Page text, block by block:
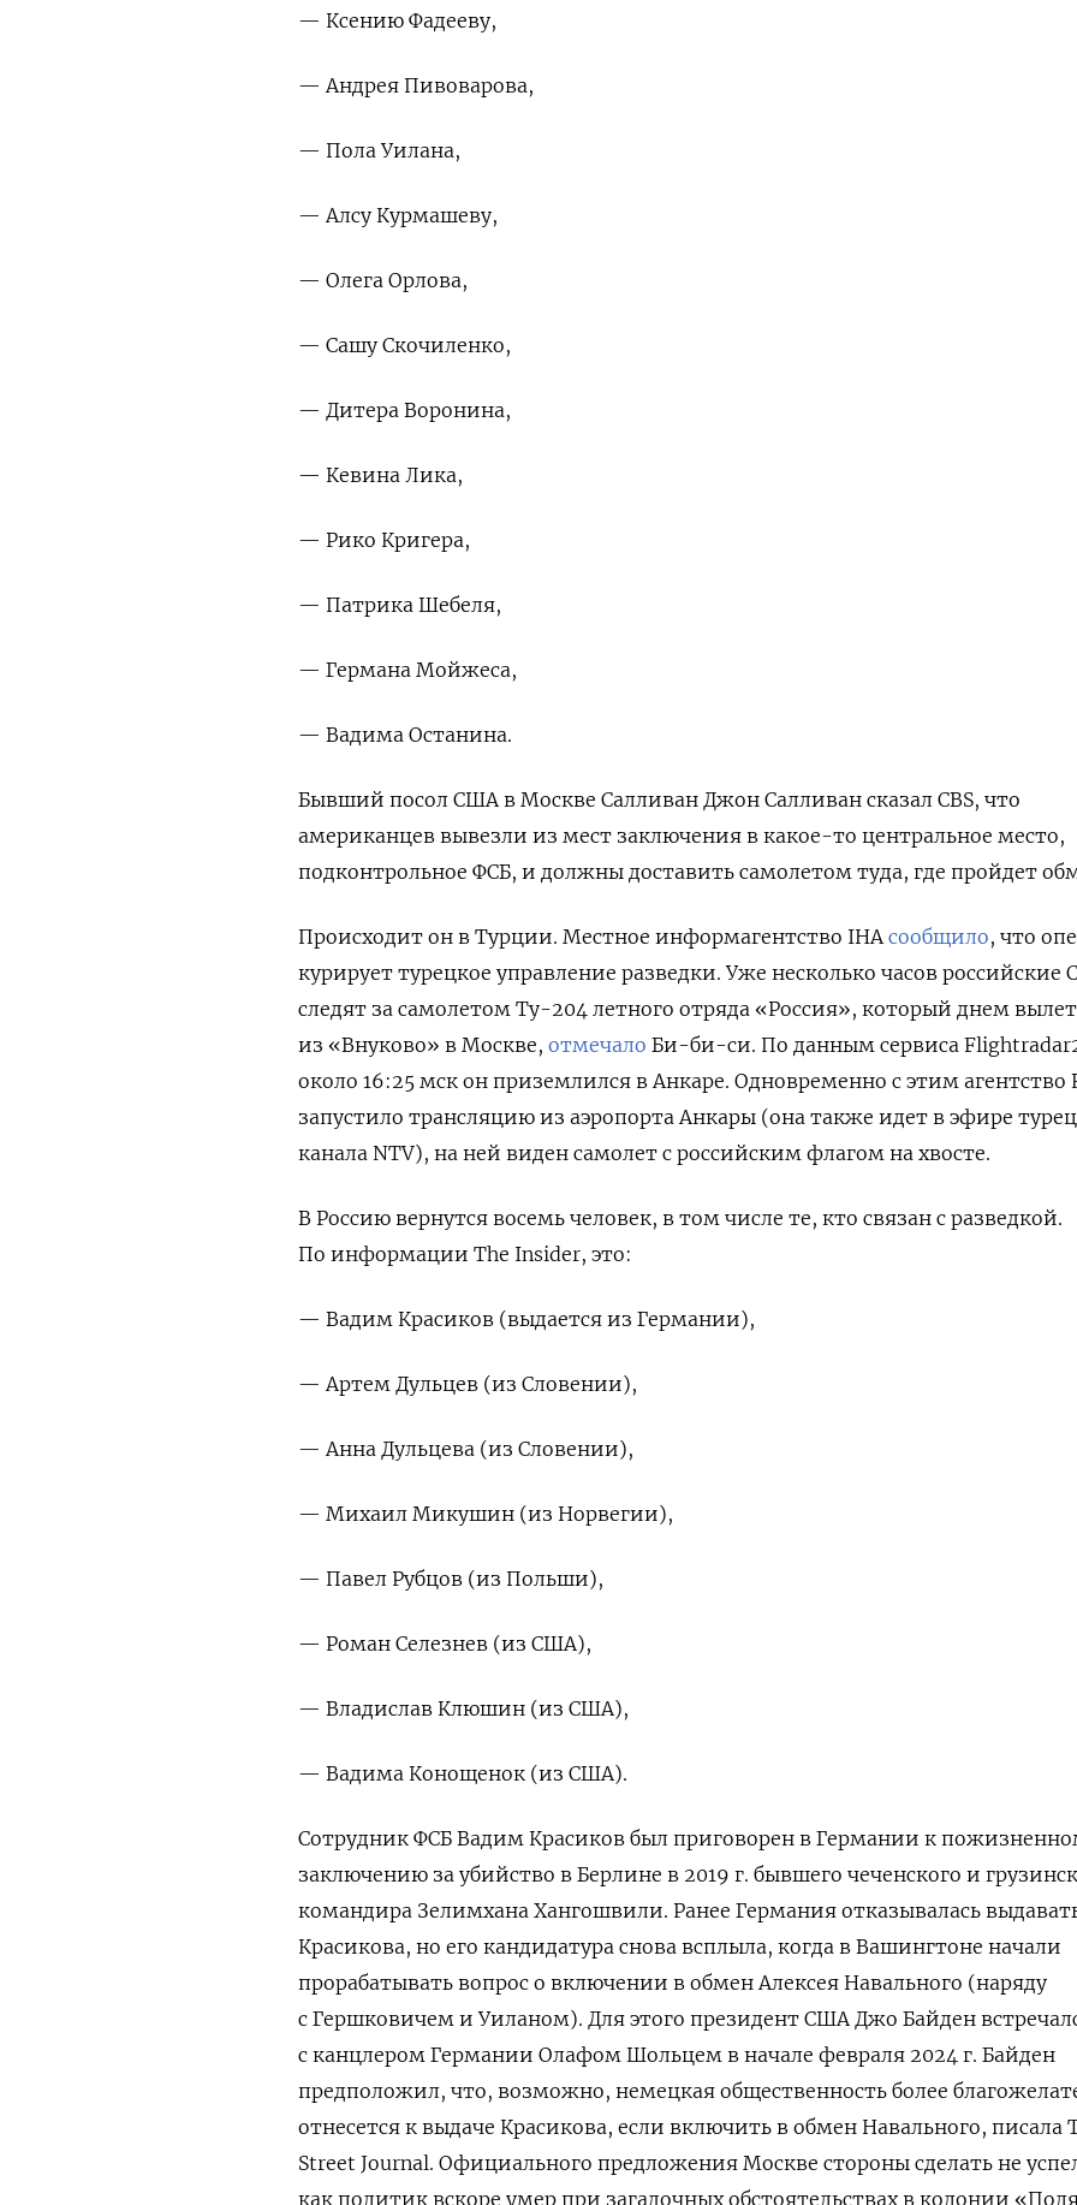
— Ксению Фадееву,
— Андрея Пивоварова,
— Пола Уилана,
— Алсу Курмашеву,
— Олега Орлова,
— Сашу Скочиленко,
— Дитера Воронина,
— Кевина Лика,
— Рико Кригера,
— Патрика Шебеля,
— Германа Мойжеса,
— Вадима Останина.
Бывший посол США в Москве Салливан Джон Салливан сказал CBS, что
американцев вывезли из мест заключения в какое-то центральное место,
подконтрольное ФСБ, и должны доставить самолетом туда, где пройдет
Происходит он в Турции. Местное информагентство IHA сообщило, что
курирует турецкое управление разведки. Уже несколько часов российские
следят за самолетом Ту-204 летного отряда «Россия», который днем
из «Внуково» в Москве, отмечало Би-би-си. По данным сервиса
около 16:25 мск он приземлился в Анкаре. Одновременно с этим агентство
запустило трансляцию из аэропорта Анкары (она также идет в эфире
канала NTV), на ней виден самолет с российским флагом на хвосте.
В Россию вернутся восемь человек, в том числе те, кто связан с разведкой.
По информации The Insider, это:
— Вадим Красиков (выдается из Германии),
— Артем Дульцев (из Словении),
— Анна Дульцева (из Словении),
— Михаил Микушин (из Норвегии),
— Павел Рубцов (из Польши),
— Роман Селезнев (из США),
— Владислав Клюшин (из США),
— Вадима Конощенок (из США).
Сотрудник ФСБ Вадим Красиков был приговорен в Германии к
заключению за убийство в Берлине в 2019 г. бывшего чеченского и
командира Зелимхана Хангошвили. Ранее Германия отказывалась
Красикова, но его кандидатура снова всплыла, когда в Вашингтоне начали
прорабатывать вопрос о включении в обмен Алексея Навального (наряду
с Гершковичем и Уиланом). Для этого президент США Джо Байден
с канцлером Германии Олафом Шольцем в начале февраля 2024 г. Байден
предположил, что, возможно, немецкая общественность более
отнесется к выдаче Красикова, если включить в обмен Навального, писала
Street Journal. Официального предложения Москве стороны сделать не
как политик вскоре умер при загадочных обстоятельствах в колонии